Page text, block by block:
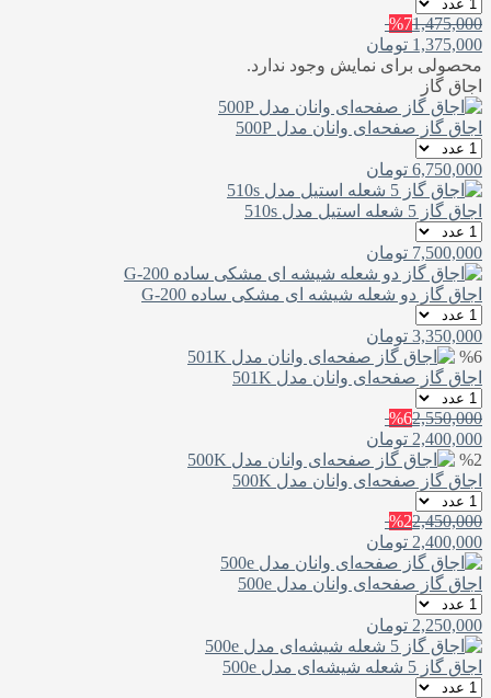
%71,475,000
1,375,000 تومان
محصولی برای نمایش وجود ندارد.
اجاق گاز
اجاق گاز صفحه‌ای وانان مدل 500P
6,750,000 تومان
اجاق گاز 5 شعله استیل مدل 510s
7,500,000 تومان
اجاق گاز دو شعله شیشه ای مشکی ساده G-200
3,350,000 تومان
%6
اجاق گاز صفحه‌ای وانان مدل 501K
%62,550,000
2,400,000 تومان
%2
اجاق گاز صفحه‌ای وانان مدل 500K
%22,450,000
2,400,000 تومان
اجاق گاز صفحه‌ای وانان مدل 500e
2,250,000 تومان
اجاق گاز 5 شعله شیشه‌ای مدل 500e